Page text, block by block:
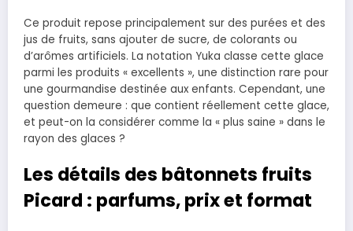
Ce produit repose principalement sur des purées et des
jus de fruits, sans ajouter de sucre, de colorants ou
d’arômes artificiels. La notation Yuka classe cette glace
parmi les produits « excellents », une distinction rare pour
une gourmandise destinée aux enfants. Cependant, une
question demeure : que contient réellement cette glace,
et peut-on la considérer comme la « plus saine » dans le
rayon des glaces ?
Les détails des bâtonnets fruits
Picard : parfums, prix et format